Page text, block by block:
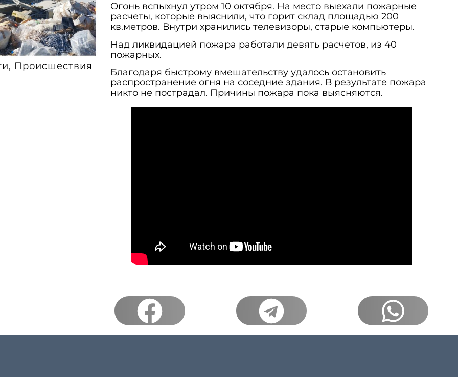
, Происшествия
Огонь вспыхнул утром 10 октября. На место выехали пожарные
расчеты, которые выяснили, что горит склад площадью 200
кв.метров. Внутри хранились телевизоры, старые компьютеры.
Над ликвидацией пожара работали девять расчетов, из 40
пожарных.
Благодаря быстрому вмешательству удалось остановить
распространение огня на соседние здания. В результате пожара
никто не пострадал. Причины пожара пока выясняются.